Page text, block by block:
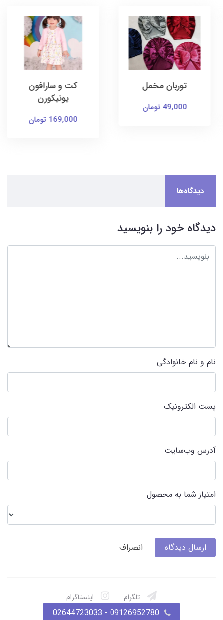
توربان مخمل
49,000 تومان
کت و سارافون
یونیکورن
169,000 تومان
دیدگاه‌ها
دیدگاه خود را بنویسید
نام و نام خانوادگی
پست الکترونیک
آدرس وب‌سایت
امتیاز شما به محصول
ارسال دیدگاه انصراف
تلگرام اینستاگرام
09126952780 - 02644723033